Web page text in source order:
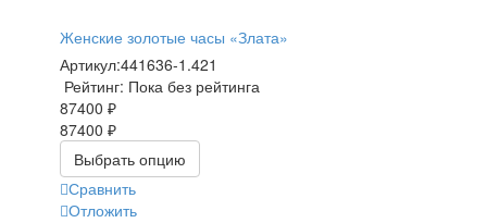
Женские золотые часы «Злата»
Артикул:441636-1.421
Рейтинг: Пока без рейтинга
87400 ₽
87400 ₽
Выбрать опцию
Сравнить
Отложить